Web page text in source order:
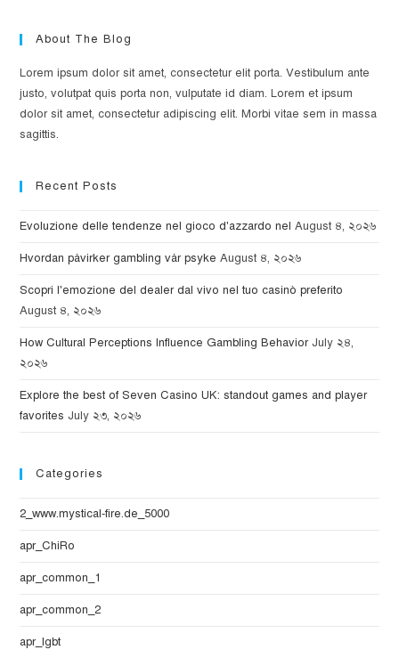
About The Blog
Lorem ipsum dolor sit amet, consectetur elit porta. Vestibulum ante
justo, volutpat quis porta non, vulputate id diam. Lorem et ipsum
dolor sit amet, consectetur adipiscing elit. Morbi vitae sem in massa
sagittis.
Recent Posts
Evoluzione delle tendenze nel gioco d'azzardo nel August ৪, ২০২৬
Hvordan påvirker gambling vår psyke August ৪, ২০২৬
Scopri l'emozione del dealer dal vivo nel tuo casinò preferito
August ৪, ২০২৬
How Cultural Perceptions Influence Gambling Behavior July ২৪,
২০২৬
Explore the best of Seven Casino UK: standout games and player
favorites July ২৩, ২০২৬
Categories
2_www.mystical-fire.de_5000
apr_ChiRo
apr_common_1
apr_common_2
apr_lgbt